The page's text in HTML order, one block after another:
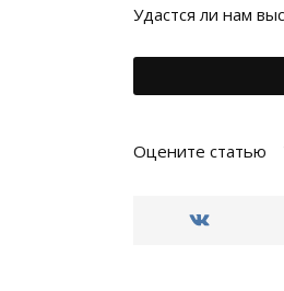
Удастся ли нам
Оцените статью